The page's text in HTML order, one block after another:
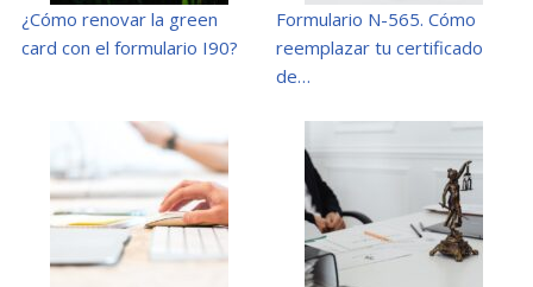
¿Cómo renovar la green
card con el formulario I90?
Formulario N-565. Cómo
reemplazar tu certificado
de…